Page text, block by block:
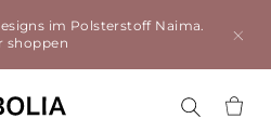
im Polsterstoff Naima.
shoppen